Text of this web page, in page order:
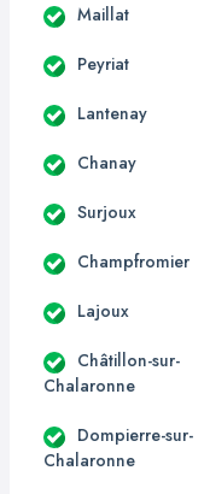
Maillat
Peyriat
Lantenay
Chanay
Surjoux
Champfromier
Lajoux
Châtillon-sur-
Chalaronne
Dompierre-sur-
Chalaronne